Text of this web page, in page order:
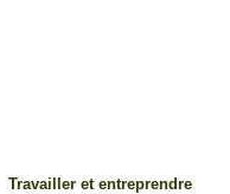
Travailler et entreprendre